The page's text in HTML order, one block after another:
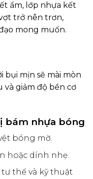
ẩm, lớp nhựa kết
trở nên trơn,
mong muốn.
bụi mịn sẽ mài mòn
và giảm độ bền cơ
bám nhựa bóng
bóng mờ.
hoặc dính nhẹ.
thế và kỹ thuật